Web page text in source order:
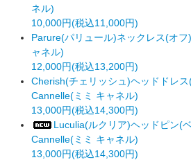
ネル)
10,000円(税込11,000円)
Parure(パリュール)ネックレス(オ
ャネル)
12,000円(税込13,200円)
Cherish(チェリッシュ)ヘッドドレ
Cannelle(ミミ キャネル)
13,000円(税込14,300円)
Luculia(ルクリア)ヘッドピン(
Cannelle(ミミ キャネル)
13,000円(税込14,300円)